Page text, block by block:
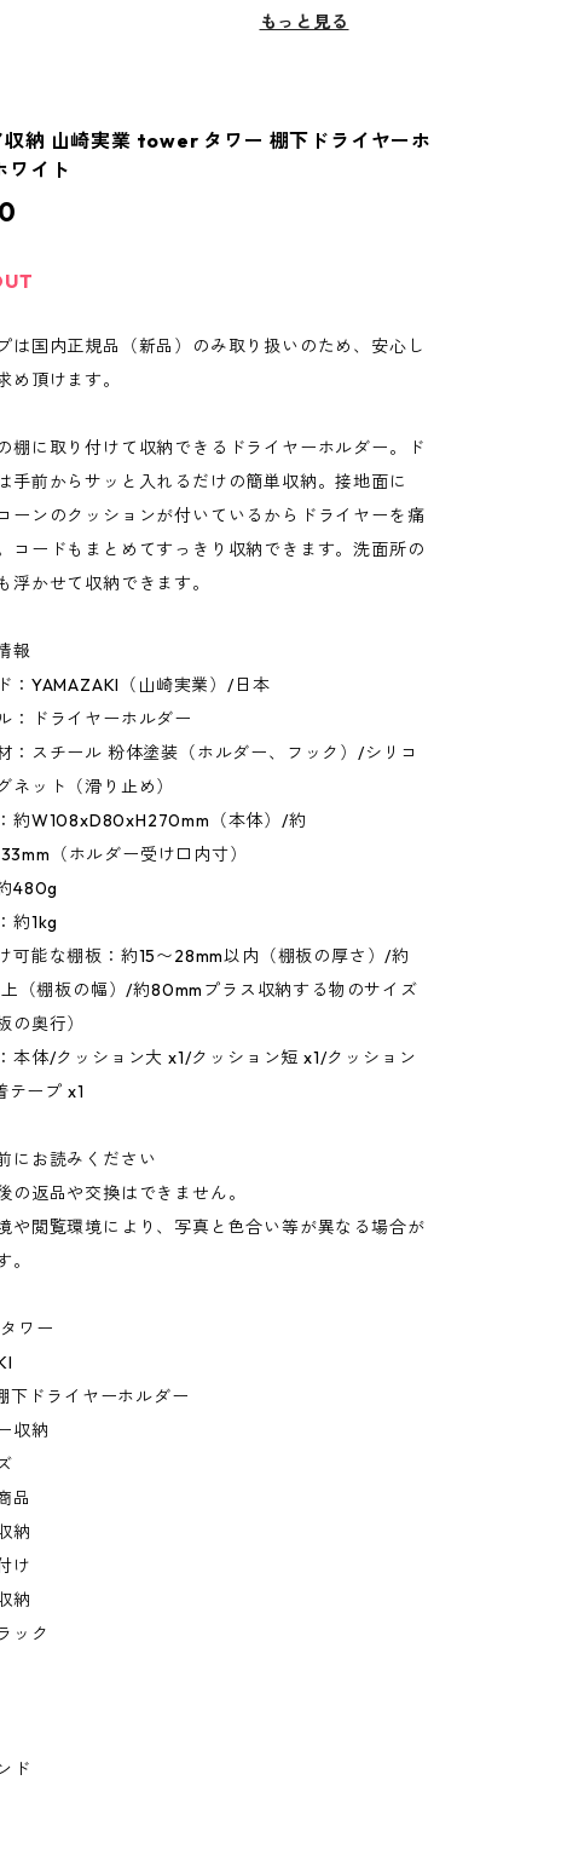
もっと見る
収納 山崎実業 tower タワー 棚下ドライヤーホ
ワイト
は国内正規品（新品）のみ取り扱いのため、安心し
め頂けます。
棚に取り付けて収納できるドライヤーホルダー。ド
手前からサッと入れるだけの簡単収納。接地面に
ーンのクッションが付いているからドライヤーを痛
コードもまとめてすっきり収納できます。洗面所の
浮かせて収納できます。
報
：YAMAZAKI（山崎実業）/日本
：ドライヤーホルダー
：スチール 粉体塗装（ホルダー、フック）/シリコ
ネット（滑り止め）
約W108xD80xH270mm（本体）/約
（ホルダー受け口内寸）
480g
約1kg
可能な棚板：約15〜28mm以内（棚板の厚さ）/約
（棚板の幅）/約80mmプラス収納する物のサイズ
の奥行）
本体/クッション大 x1/クッション短 x1/クッション
テープ x1
にお読みください
の返品や交換はできません。
や閲覧環境により、写真と色合い等が異なる場合が
。
ワー
下ドライヤーホルダー
収納
品
納
け
納
ック
ド